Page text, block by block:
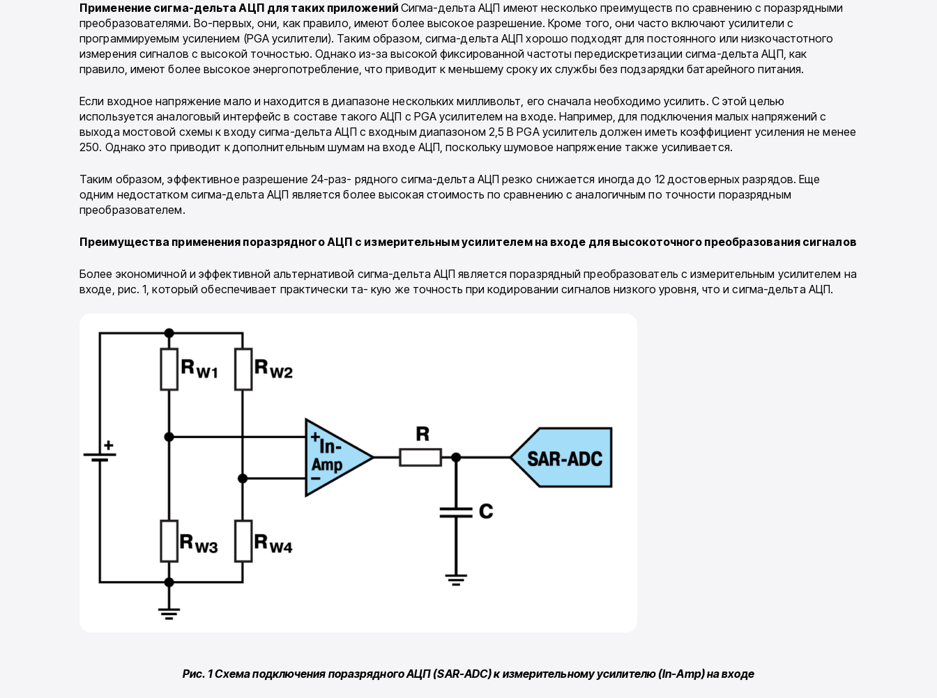
Применение сигма-дельта АЦП для таких приложений Сигма-дельта АЦП имеют несколько преимуществ по сравнению с поразрядными
преобразователями. Во-первых, они, как правило, имеют более высокое разрешение. Кроме того, они часто включают усилители с
программируемым усилением (PGA усилители). Таким образом, сигма-дельта АЦП хорошо подходят для постоянного или низкочастотного
измерения сигналов с высокой точностью. Однако из-за высокой фиксированной частоты передискретизации сигма-дельта АЦП, как
правило, имеют более высокое энергопотребление, что приводит к меньшему сроку их службы без подзарядки батарейного питания.
Если входное напряжение мало и находится в диапазоне нескольких милливольт, его сначала необходимо усилить. С этой целью
используется аналоговый интерфейс в составе такого АЦП с PGA усилителем на входе. Например, для подключения малых напряжений с
выхода мостовой схемы к входу сигма-дельта АЦП с входным диапазоном 2,5 В PGA усилитель должен иметь коэффициент усиления не менее
250. Однако это приводит к дополнительным шумам на входе АЦП, поскольку шумовое напряжение также усиливается.
Таким образом, эффективное разрешение 24-раз- рядного сигма-дельта АЦП резко снижается иногда до 12 достоверных разрядов. Еще
одним недостатком сигма-дельта АЦП является более высокая стоимость по сравнению с аналогичным по точности поразрядным
преобразователем.
Преимущества применения поразрядного АЦП с измерительным усилителем на входе для высокоточного преобразования сигналов
Более экономичной и эффективной альтернативой сигма-дельта АЦП является поразрядный преобразователь с измерительным усилителем на
входе, рис. 1, который обеспечивает практически та- кую же точность при кодировании сигналов низкого уровня, что и сигма-дельта АЦП.
Рис. 1 Схема подключения поразрядного АЦП (SAR-ADC) к измерительному усилителю (In-Amp) на входе